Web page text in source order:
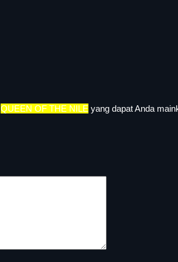
QUEEN OF THE NILE yang dapat Anda